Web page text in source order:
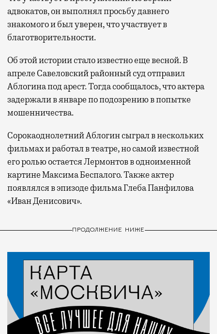
адвокатов, он выполнял просьбу давнего
знакомого и был уверен, что участвует в
благотворительности.
Об этой истории стало известно еще весной. В
апреле Савеловский районный суд отправил
Аблогина под арест. Тогда сообщалось, что актера
задержали в январе по подозрению в попытке
мошенничества.
Сорокаоднолетний Аблогин сыграл в нескольких
фильмах и работал в театре, но самой известной
его ролью остается Лермонтов в одноименной
картине Максима Беспалого. Также актер
появлялся в эпизоде фильма Глеба Панфилова
«Иван Денисович».
ПРОДОЛЖЕНИЕ НИЖЕ